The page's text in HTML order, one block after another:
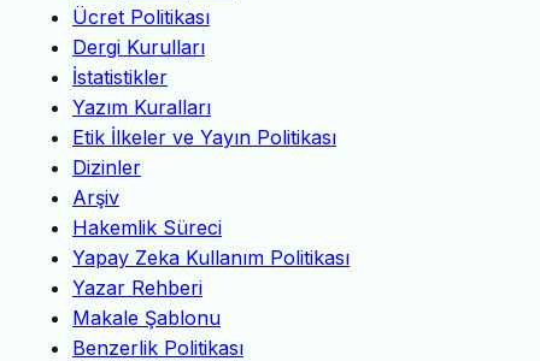
Ücret Politikası
Dergi Kurulları
İstatistikler
Yazım Kuralları
Etik İlkeler ve Yayın Politikası
Dizinler
Arşiv
Hakemlik Süreci
Yapay Zeka Kullanım Politikası
Yazar Rehberi
Makale Şablonu
Benzerlik Politikası